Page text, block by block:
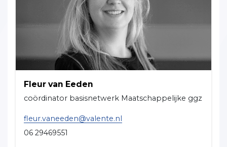
Fleur van Eeden
coördinator basisnetwerk Maatschappelijke ggz
fleur.vaneeden@valente.nl
06 29469551